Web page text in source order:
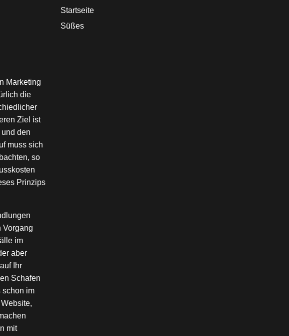
Marketing
die
Ziel ist
den
muss sich
so
Prinzips
Vorgang
im
aber
Ihr
Schafen
schon im
mit
Startseite
Süßes